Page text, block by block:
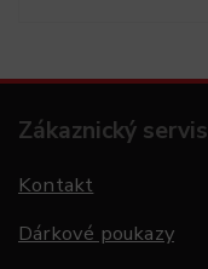
Zákaznický servis
Kontakt
Dárkové poukazy